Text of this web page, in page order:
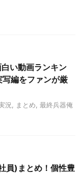
い動画ランキン
編をファンが厳
況, まとめ, 最終兵器俺
員)まとめ！個性豊